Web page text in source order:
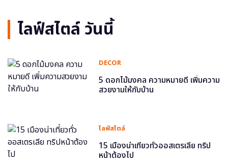
ไลฟ์สไตล์ วันนี้
DECOR
5 ดอกไม้มงคล ความหมายดี เพิ่มความ
สวยงามให้กับบ้าน
ไลฟ์สไตล์
15 เมืองน่าเที่ยวทั่วออสเตรเลีย ทริป
หน้าต้องไป